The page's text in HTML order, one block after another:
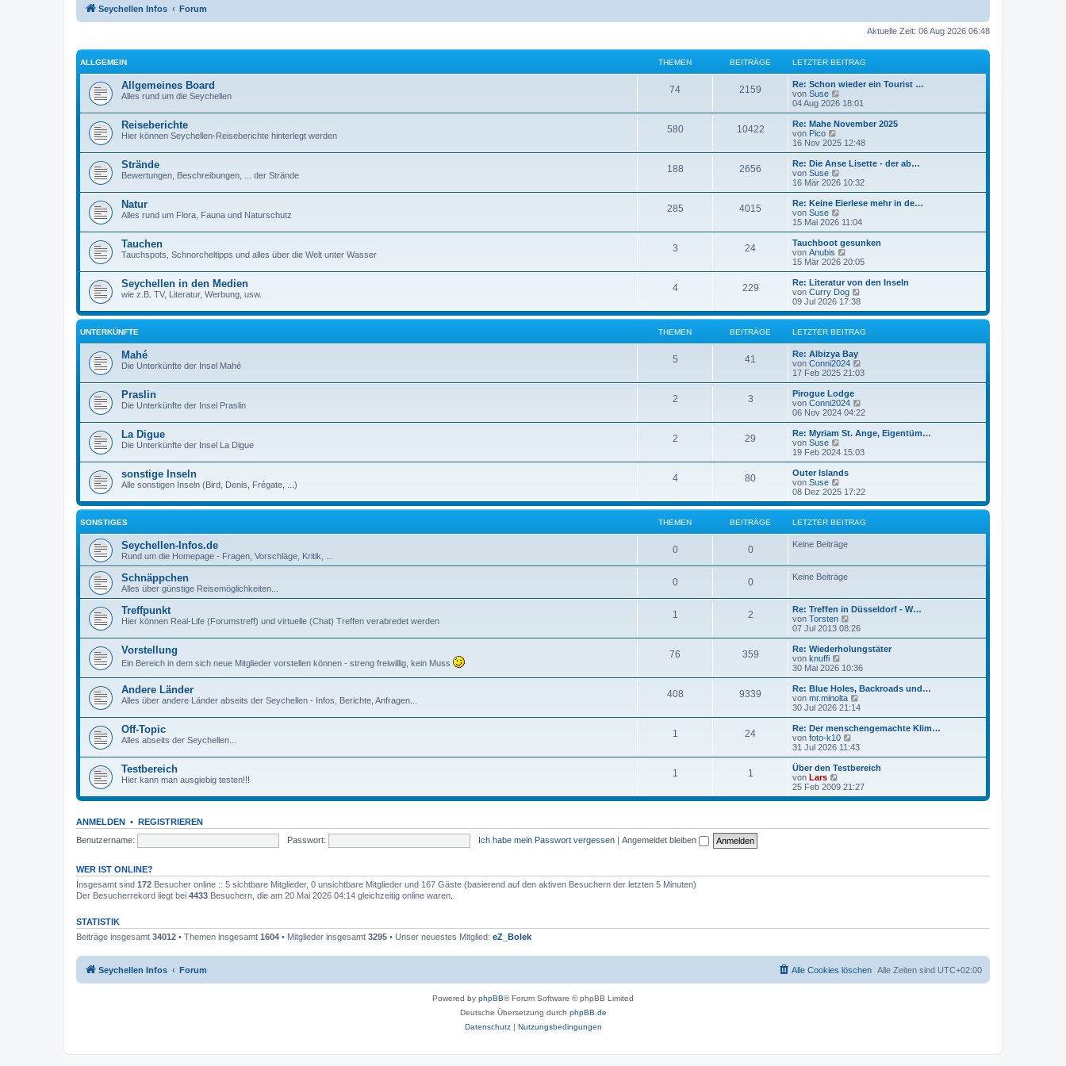
Seychellen Infos Forum
Aktuelle Zeit: 06 Aug 2026 06:48
ALLGEMEIN THEMEN BEITRÄGE LETZTER BEITRAG
Allgemeines Board
Alles rund um die Seychellen
74 2159
Re: Schon wieder ein Tourist …
von Suse
e
u
e
t
B
e
i
r
g
04 Aug 2026 18:01
Reiseberichte
Hier können Seychellen-Reiseberichte hinterlegt werden
580 10422
Re: Mahe November 2025
von Pico
e
u
e
s
t
r
B
e
i
r
a
g
16 Nov 2025 12:48
Strände
Bewertungen, Beschreibungen, ... der Strände
188 2656
Re: Die Anse Lisette - der ab…
von Suse
e
u
e
t
B
e
i
r
a
g
16 Mär 2026 10:32
Natur
Alles rund um Flora, Fauna und Naturschutz
285 4015
Re: Keine Eierlese mehr in de…
von Suse
e
u
e
s
t
B
e
i
t
a
g
15 Mai 2026 11:04
Tauchen
Tauchspots, Schnorcheltipps und alles über die Welt unter Wasser
3 24
Tauchboot gesunken
von Anubis
e
u
e
s
t
r
B
e
i
t
r
a
g
15 Mär 2026 20:05
Seychellen in den Medien
wie z.B. TV, Literatur, Werbung, usw.
4 229
Re: Literatur von den Inseln
von Curry Dog
u
e
s
e
i
a
g
09 Jul 2026 17:38
UNTERKÜNFTE THEMEN BEITRÄGE LETZTER BEITRAG
Mahé
Die Unterkünfte der Insel Mahé
5 41
Re: Albizya Bay
von Conni2024
e
u
t
B
e
i
g
17 Feb 2025 21:03
Praslin
Die Unterkünfte der Insel Praslin
2 3
Pirogue Lodge
von Conni2024
e
u
e
t
e
i
t
a
g
06 Nov 2024 04:22
La Digue
Die Unterkünfte der Insel La Digue
2 29
Re: Myriam St. Ange, Eigentüm…
von Suse
e
u
e
t
r
B
e
i
t
a
g
19 Feb 2024 15:03
sonstige Inseln
Alle sonstigen Inseln (Bird, Denis, Frégate, ...)
4 80
Outer Islands
von Suse
e
u
e
s
r
e
i
a
g
08 Dez 2025 17:22
SONSTIGES THEMEN BEITRÄGE LETZTER BEITRAG
Seychellen-Infos.de
Rund um die Homepage - Fragen, Vorschläge, Kritik, ...
0 0 Keine Beiträge
Schnäppchen
Alles über günstige Reisemöglichkeiten...
0 0 Keine Beiträge
Treffpunkt
Hier können Real-Life (Forumstreff) und virtuelle (Chat) Treffen verabredet werden
1 2
Re: Treffen in Düsseldorf - W…
von Torsten
e
u
e
t
B
e
i
r
a
g
07 Jul 2013 08:26
Vorstellung
Ein Bereich in dem sich neue Mitglieder vorstellen können - streng freiwillig, kein Muss
76 359
Re: Wiederholungstäter
von knuffi
e
u
e
s
t
B
e
i
r
g
30 Mai 2026 10:36
Andere Länder
Alles über andere Länder abseits der Seychellen - Infos, Berichte, Anfragen...
408 9339
Re: Blue Holes, Backroads und…
von mr.minolta
e
u
e
t
B
e
i
t
g
30 Jul 2026 21:14
Off-Topic
Alles abseits der Seychellen...
1 24
Re: Der menschengemachte Klim…
von foto-k10
e
u
e
t
r
i
31 Jul 2026 11:43
Testbereich
Hier kann man ausgiebig testen!!!
1 1
Über den Testbereich
von Lars
e
u
25 Feb 2009 21:27
ANMELDEN • REGISTRIEREN
Benutzername:
Passwort: Ich habe mein Passwort vergessen | Angemeldet bleiben
WER IST ONLINE?
Insgesamt sind 172 Besucher online :: 5 sichtbare Mitglieder, 0 unsichtbare Mitglieder und 167 Gäste (basierend auf den aktiven Besuchern der letzten 5 Minuten)
Der Besucherrekord liegt bei 4433 Besuchern, die am 20 Mai 2026 04:14 gleichzeitig online waren.
STATISTIK
Beiträge insgesamt 34012 • Themen insgesamt 1604 • Mitglieder insgesamt 3295 • Unser neuestes Mitglied: eZ_Bolek
Seychellen Infos Forum Alle Zeiten sind UTC+02:00
Alle Cookies löschen
Powered by phpBB® Forum Software © phpBB Limited
Deutsche Übersetzung durch phpBB.de
Datenschutz| Nutzungsbedingungen